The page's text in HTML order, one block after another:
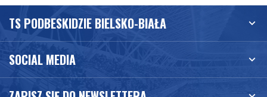
TS PODBESKIDZIE BIELSKO-BIAŁA
SOCIAL MEDIA